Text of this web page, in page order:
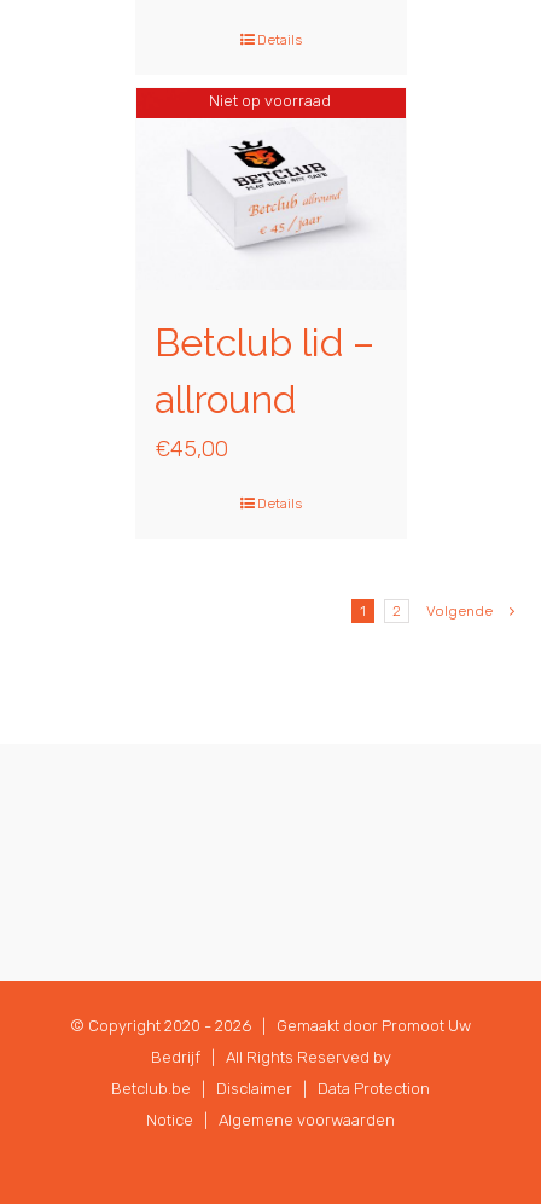
Details
Niet op voorraad
Betclub lid –
allround
€45,00
Details
1 2 Volgende
© Copyright 2020 - 2026 | Gemaakt door Promoot Uw
Bedrijf| All Rights Reserved by
Betclub.be | Disclaimer
Data Protection
Notice
Algemene voorwaarden